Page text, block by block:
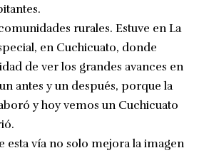
rurales. Estuve en La
en Cuchicuato, donde
de ver los grandes avances en
antes y un después, porque la
y hoy vemos un Cuchicuato
esta vía no solo mejora la imagen